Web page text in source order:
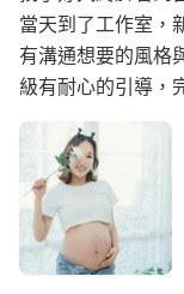
當天到了工作室，
有溝通想要的風格
級有耐心的引導，